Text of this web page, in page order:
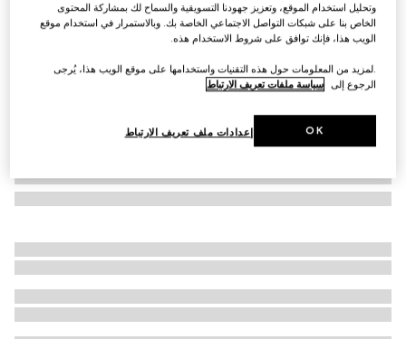
تنويعاتلون بني/ بيج
وتحليل استخدام الموقع، وتعزيز جهودنا التسويقية والسماح لك بمشاركة المحتوى
الخاص بنا على شبكات التواصل الاجتماعي الخاصة بك. وبالاستمرار في استخدام موقع
الويب هذا، فإنك توافق على شروط الاستخدام هذه.
.لمزيد من المعلومات حول هذه التقنيات واستخدامها على موقع الويب هذا، يُرجى
الرجوع إلى سياسة ملفات تعريف الارتباط
إعدادات ملف تعريف الارتباط OK